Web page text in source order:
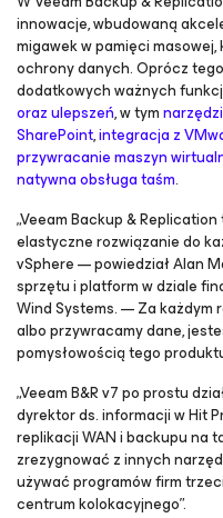
innowacje,wbudowaną
migawek w pamięci masowej,
ochrony danych. Oprócz
dodatkowych ważnych
oraz ulepszeń, w tym
SharePoint,integracja z
przywracanie maszyn
natywna obsługa taśm.
„Veeam Backup &
elastyczne rozwiązanie do
vSphere — powiedział Alan
sprzętu i platform w dziale
Wind Systems. — Za każdym
albo przywracamy dane,
pomysłowością tego
„Veeam B&R v7 po prostu
dyrektor ds. informacji w Hit
replikacji WAN i backupu na
zrezygnować z innych
używać programów firm
centrum kolokacyjnego”.